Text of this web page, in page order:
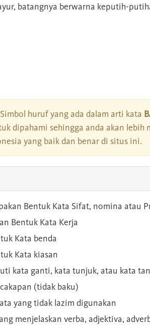
batangnya berwarna keputih-
huruf yang ada dalam arti kata
dipahami sehingga anda akan
yang baik dan benar di situs ini.
Bentuk Kata Sifat, nomina atau
Bentuk Kata Kerja
Kata benda
Kata kiasan
kata ganti, kata tunjuk, atau kata
(tidak baku)
yang tidak lazim digunakan
menjelaskan verba, adjektiva,